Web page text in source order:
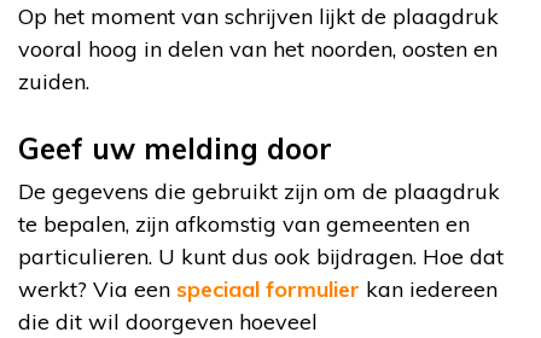
Op het moment van schrijven lijkt de plaagdruk
vooral hoog in delen van het noorden, oosten en
zuiden.
Geef uw melding door
De gegevens die gebruikt zijn om de plaagdruk
te bepalen, zijn afkomstig van gemeenten en
particulieren. U kunt dus ook bijdragen. Hoe dat
werkt? Via een speciaal formulier kan iedereen
die dit wil doorgeven hoeveel